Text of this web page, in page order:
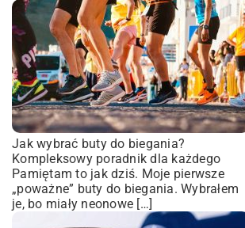
Jak wybrać buty do biegania?
Kompleksowy poradnik dla każdego
Pamiętam to jak dziś. Moje pierwsze
„poważne” buty do biegania. Wybrałem
je, bo miały neonowe […]